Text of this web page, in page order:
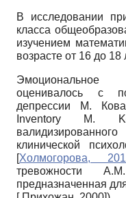
В исследовании
класса
изучением
возрасте от 16 до 18
Эмоциональное
оценивалось с
депрессии М.
Inventory M.
клинической
[Холмогорова,
тревожности
предназначенная